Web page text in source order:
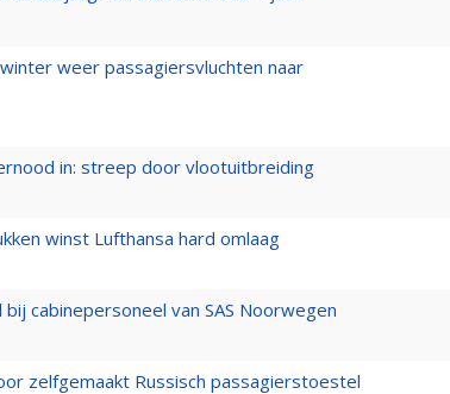
weer passagiersvluchten naar
in: streep door vlootuitbreiding
winst Lufthansa hard omlaag
cabinepersoneel van SAS Noorwegen
zelfgemaakt Russisch passagierstoestel